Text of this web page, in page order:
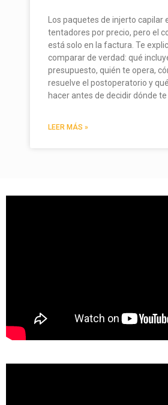
Los paquetes de injerto capilar
tentadores por precio, pero el
está solo en la factura. Te
comparar de verdad: qué
presupuesto, quién te opera,
resuelve el postoperatorio y
hacer antes de decidir dónde
LEER MÁS »